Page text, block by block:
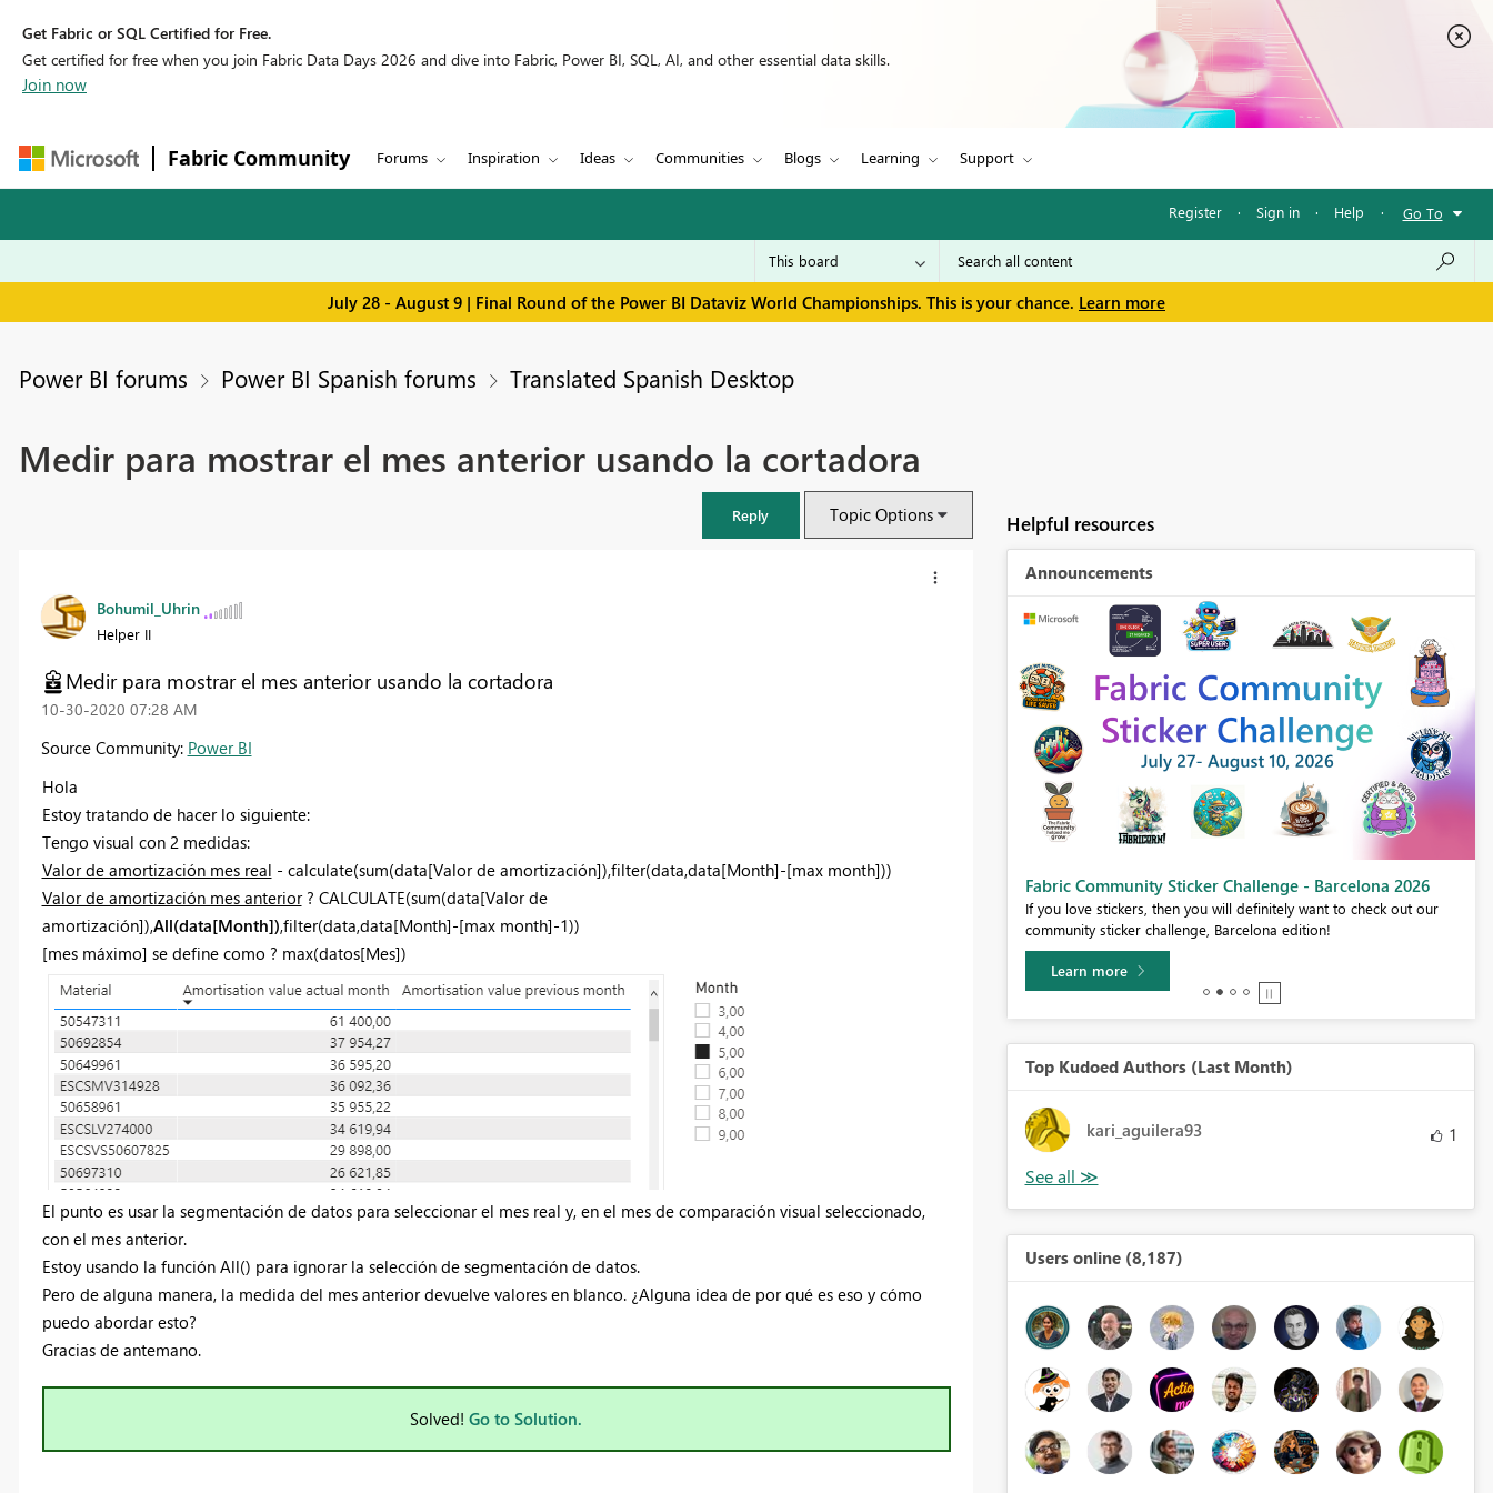
Get Fabric or SQL Certified for Free.
Get certified for free when you join Fabric Data Days 2026 and dive into Fabric, Power BI, SQL, AI, and other essential data skills.
Join now
Fabric Community Forums Inspiration Ideas Communities Blogs Learning Support
Register · Sign in · Help · Go To
July 28 - August 9 | Final Round of the Power BI Dataviz World Championships. This is your chance. Learn more
Power BI forums Power BI Spanish forums Translated Spanish Desktop
Medir para mostrar el mes anterior usando la cortadora
Reply Topic Options
Bohumil_Uhrin
Helper II
Medir para mostrar el mes anterior usando la cortadora
‎10-30-2020 07:28 AM
Source Community: Power BI
Hola
Estoy tratando de hacer lo siguiente:
Tengo visual con 2 medidas:
Valor de amortización mes real - calculate(sum(data[Valor de amortización]),filter(data,data[Month]-[max month]))
Valor de amortización mes anterior? CALCULATE(sum(data[Valor de
amortización]),All(data[Month]),filter(data,data[Month]-[max month]-1))
[mes máximo] se define como ? max(datos[Mes])
El punto es usar la segmentación de datos para seleccionar el mes real y, en el mes de comparación visual seleccionado,
con el mes anterior.
Estoy usando la función All() para ignorar la selección de segmentación de datos.
Pero de alguna manera, la medida del mes anterior devuelve valores en blanco. ¿Alguna idea de por qué es eso y cómo
puedo abordar esto?
Gracias de antemano.
Solved! Go to Solution.
Helpful resources
Announcements
SQL, and AI community event. Save €200 with code FABCMTY200.
Fabric Community Sticker Challenge - Barcelona 2026
If you love stickers, then you will definitely want to check out our
community sticker challenge, Barcelona edition!
Learn more
Top Kudoed Authors (Last Month)
kari_aguilera93 1
Users online (8,187)